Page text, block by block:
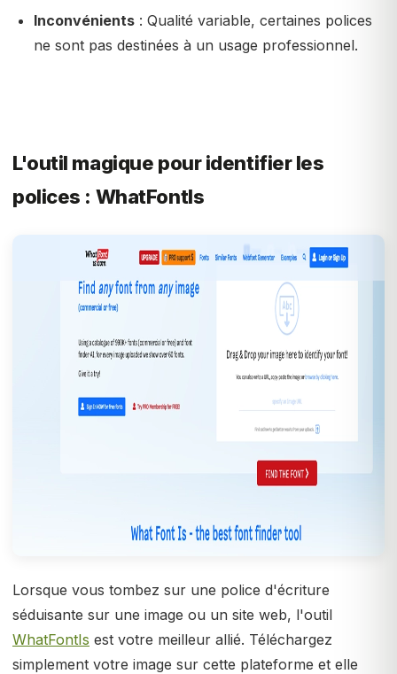
Inconvénients : Qualité variable, certaines polices
ne sont pas destinées à un usage professionnel.
L'outil magique pour identifier les
polices : WhatFontIs
Lorsque vous tombez sur une police d'écriture
séduisante sur une image ou un site web, l'outil
WhatFontIs est votre meilleur allié. Téléchargez
simplement votre image sur cette plateforme et elle